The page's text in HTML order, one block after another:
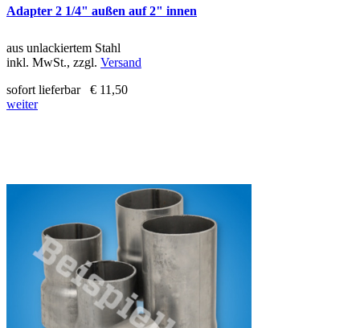
Adapter 2 1/4" außen auf 2" innen
aus unlackiertem Stahl
inkl. MwSt., zzgl. Versand
sofort lieferbar
€ 11,50
weiter